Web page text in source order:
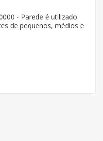
- Parede - INOX é
ambientes de pequenos,